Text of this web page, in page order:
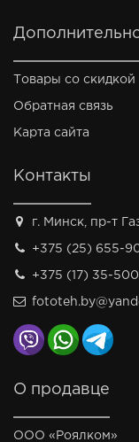
Товары со скидкой
Обратная связь
Карта сайта
Контакты
г. Минск, пр-т
+375 (25) 655-
+375 (17) 35-
О продавце
ООО «Роялком»